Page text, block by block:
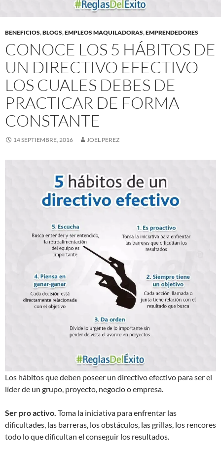
BENEFICIOS,BLOGS,EMPLEOS MAQUILADORAS,EMPRENDEDORES
CONOCE LOS 5 HÁBITOS DE
UN DIRECTIVO EFECTIVO
LOS CUALES DEBES DE
PRACTICAR DE FORMA
CONSTANTE
14 SEPTIEMBRE, 2016 JOEL PEREZ
Los hábitos que deben poseer un directivo efectivo para ser el
líder de un grupo, proyecto, negocio o empresa.
Ser pro activo. Toma la iniciativa para enfrentar las
dificultades, las barreras, los obstáculos, las grillas, los rencores
todo lo que dificultan el conseguir los resultados.